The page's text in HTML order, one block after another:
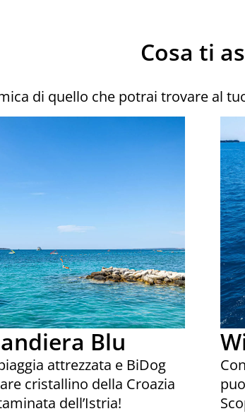
Cosa ti
di quello che potrai trovare al
Blu
attrezzata e BiDog
cristallino della Croazia
dell’Istria!